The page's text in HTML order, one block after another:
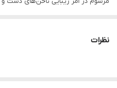
نظرات